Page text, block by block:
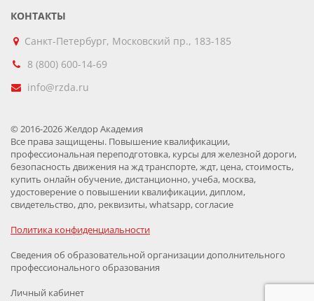
КОНТАКТЫ
Санкт-Петербург, Московский пр., 183-185
8 (800) 600-14-69
info@rzda.ru
© 2016-2026 Желдор Академия
Все права защищены. Повышение квалификации,
профессиональная переподготовка, курсы для железной дороги,
безопасность движения на жд транспорте, ждт, цена, стоимость,
купить онлайн обучение, дистанционно, учеба, москва,
удостоверение о повышении квалификации, диплом,
свидетельство, дпо, реквизиты, whatsapp, согласие
Политика конфиденциальности
Сведения об образовательной организации дополнительного
профессионального образования
Личный кабинет